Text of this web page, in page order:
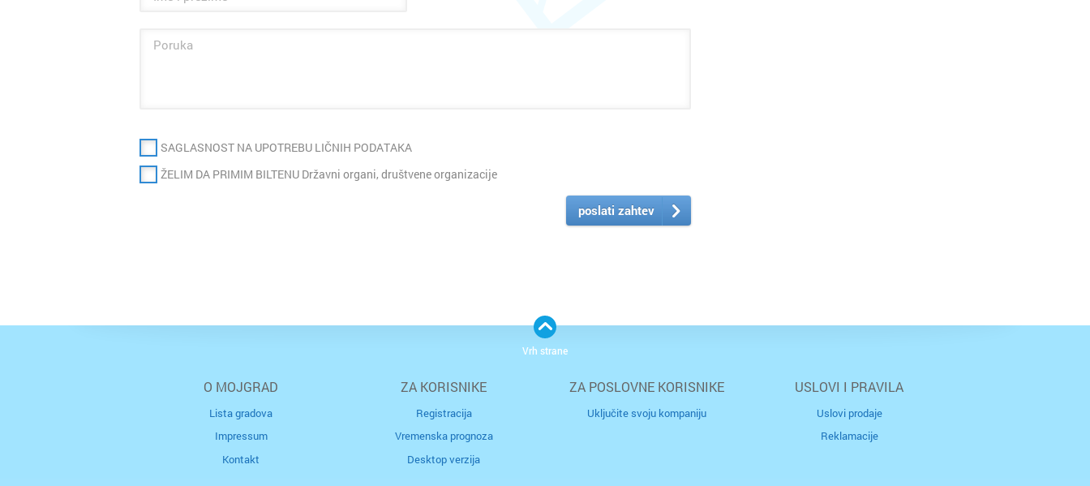
SAGLASNOST NA UPOTREBU LIČNIH PODATAKA
ŽELIM DA PRIMIM BILTENU Državni organi, društvene organizacije
poslati zahtev
O MOJGRAD
Lista gradova
Impressum
Kontakt
ZA KORISNIKE
Registracija
Vremenska prognoza
Desktop verzija
ZA POSLOVNE KORISNIKE
Uključite svoju kompaniju
USLOVI I PRAVILA
Uslovi prodaje
Reklamacije
Vrh strane